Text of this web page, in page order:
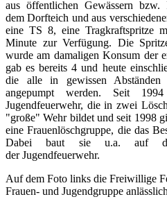
aus öffentlichen Gewässern bzw.
dem Dorfteich und aus
eine TS 8, eine Tragkraftspritze
Minute zur Verfügung. Die
wurde am damaligen Konsum der
gab es bereits 4 und heute
die alle in gewissen Abständen
angepumpt werden. Seit
Jugendfeuerwehr, die in zwei
"große" Wehr bildet und seit 1998
eine Frauenlöschgruppe, die das
Dabei baut sie u.a. auf
der Jugendfeuerwehr.
Auf dem Foto links die Freiwillige
Frauen- und Jugendgruppe